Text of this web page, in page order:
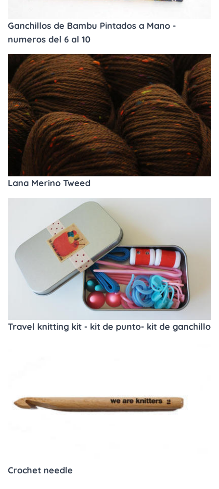
Ganchillos de Bambu Pintados a Mano -
numeros del 6 al 10
Lana Merino Tweed
Travel knitting kit - kit de punto- kit de ganchillo
Crochet needle